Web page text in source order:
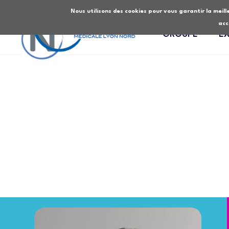
Nous utilisons des cookies pour vous garantir la
GROUPE